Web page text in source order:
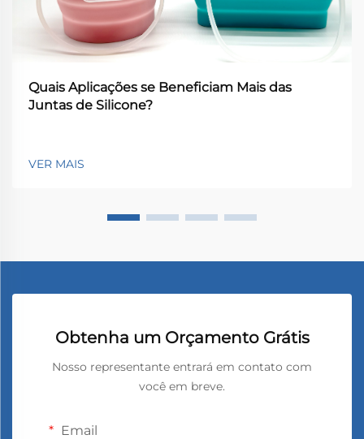
Quais Aplicações se Beneficiam Mais das
Juntas de Silicone?
VER MAIS
Obtenha um Orçamento Grátis
Nosso representante entrará em contato com
você em breve.
Email